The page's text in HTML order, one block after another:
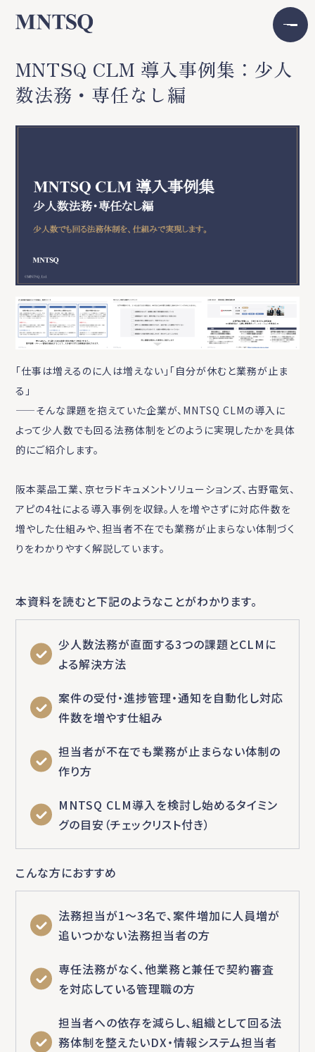
MNTSQ CLM 導入事例集：少人
数法務・専任なし編
「仕事は増えるのに人は増えない」「自分が休むと業務が止ま
る」
——そんな課題を抱えていた企業が、MNTSQ CLMの導入に
よって少人数でも回る法務体制をどのように実現したかを具体
的にご紹介します。
阪本薬品工業、京セラドキュメントソリューションズ、古野電気、
アピの4社による導入事例を収録。人を増やさずに対応件数を
増やした仕組みや、担当者不在でも業務が止まらない体制づく
りをわかりやすく解説しています。
本資料を読むと下記のようなことがわかります。
少人数法務が直面する3つの課題とCLMに
よる解決方法
案件の受付・進捗管理・通知を自動化し対応
件数を増やす仕組み
担当者が不在でも業務が止まらない体制の
作り方
MNTSQ CLM導入を検討し始めるタイミン
グの目安（チェックリスト付き）
こんな方におすすめ
法務担当が1〜3名で、案件増加に人員増が
追いつかない法務担当者の方
専任法務がなく、他業務と兼任で契約審査
を対応している管理職の方
担当者への依存を減らし、組織として回る法
務体制を整えたいDX・情報システム担当者